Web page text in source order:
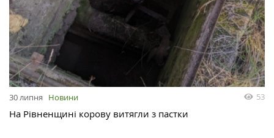
30 липня Новини 53
На Рівненщині корову витягли з пастки